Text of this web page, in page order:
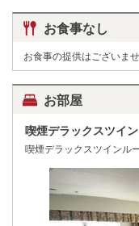
お食事なし
お食事の提供はございませ
お部屋
喫煙デラックスツイ
喫煙デラックスツインル